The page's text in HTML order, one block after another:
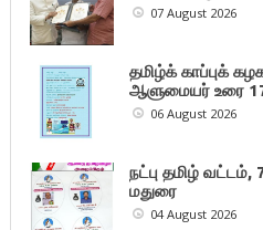
07 August 2026
தமிழ்க் காப்புக்
ஆளுமையர் உரை
06 August 2026
நட்பு தமிழ்
மதுரை
04 August 2026